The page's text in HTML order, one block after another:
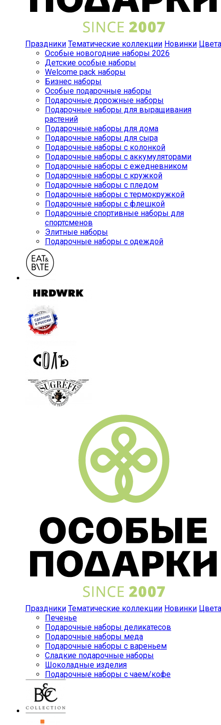
Праздники Тематические коллекции Новинки Цвета
Особые новогодние наборы 2026
Детские особые наборы
Welcome pack наборы
Бизнес наборы
Особые подарочные наборы
Подарочные дорожные наборы
Подарочные наборы для выращивания
растений
Подарочные наборы для дома
Подарочные наборы для сыра
Подарочные наборы с колонкой
Подарочные наборы с аккумуляторами
Подарочные наборы с ежедневником
Подарочные наборы с кружкой
Подарочные наборы с пледом
Подарочные наборы с термокружкой
Подарочные наборы с флешкой
Подарочные спортивные наборы для
спортсменов
Элитные наборы
Подарочные наборы с одеждой
Праздники Тематические коллекции Новинки Цвета
Печенье
Подарочные наборы деликатесов
Подарочные наборы меда
Подарочные наборы с вареньем
Сладкие подарочные наборы
Шоколадные изделия
Подарочные наборы с чаем/кофе